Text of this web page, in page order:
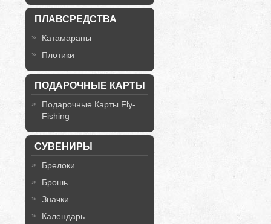
ПЛАВСРЕДСТВА
Катамараны
Плотики
ПОДАРОЧНЫЕ КАРТЫ
Подарочные Карты Fly-
Fishing
СУВЕНИРЫ
Брелоки
Брошь
Значки
Календарь